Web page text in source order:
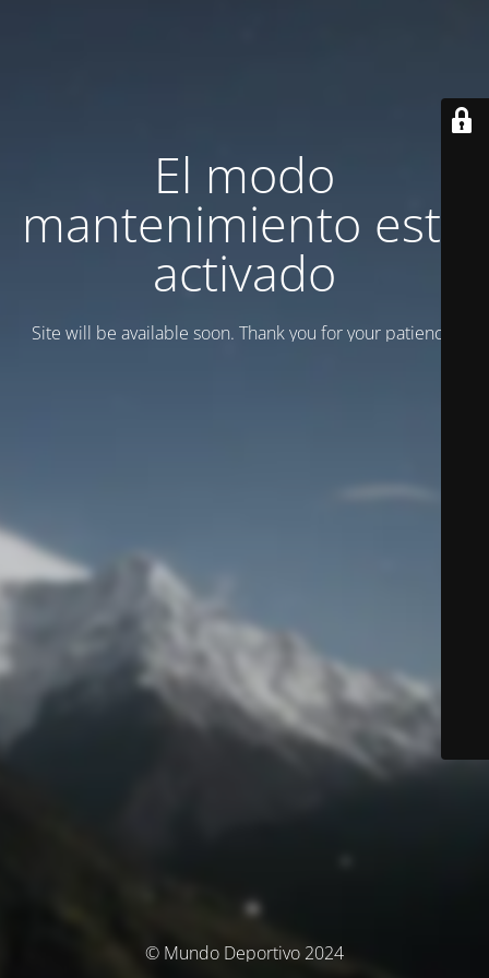
El modo
mantenimiento está
activado
Site will be available soon. Thank you for your patience!
© Mundo Deportivo 2024